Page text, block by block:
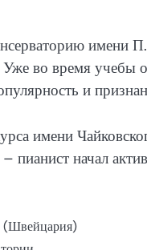
имени
во время учебы
и
имени
начал
(Швейцария)